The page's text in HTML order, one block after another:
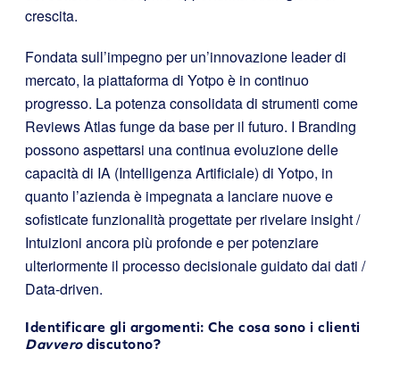
crescita.
Fondata sull’impegno per un’innovazione leader di
mercato, la piattaforma di Yotpo è in continuo
progresso. La potenza consolidata di strumenti come
Reviews Atlas funge da base per il futuro. I Branding
possono aspettarsi una continua evoluzione delle
capacità di IA (Intelligenza Artificiale) di Yotpo, in
quanto l’azienda è impegnata a lanciare nuove e
sofisticate funzionalità progettate per rivelare insight /
Intuizioni ancora più profonde e per potenziare
ulteriormente il processo decisionale guidato dai dati /
Data-driven.
Identificare gli argomenti: Che cosa sono i clienti
Davverodiscutono?